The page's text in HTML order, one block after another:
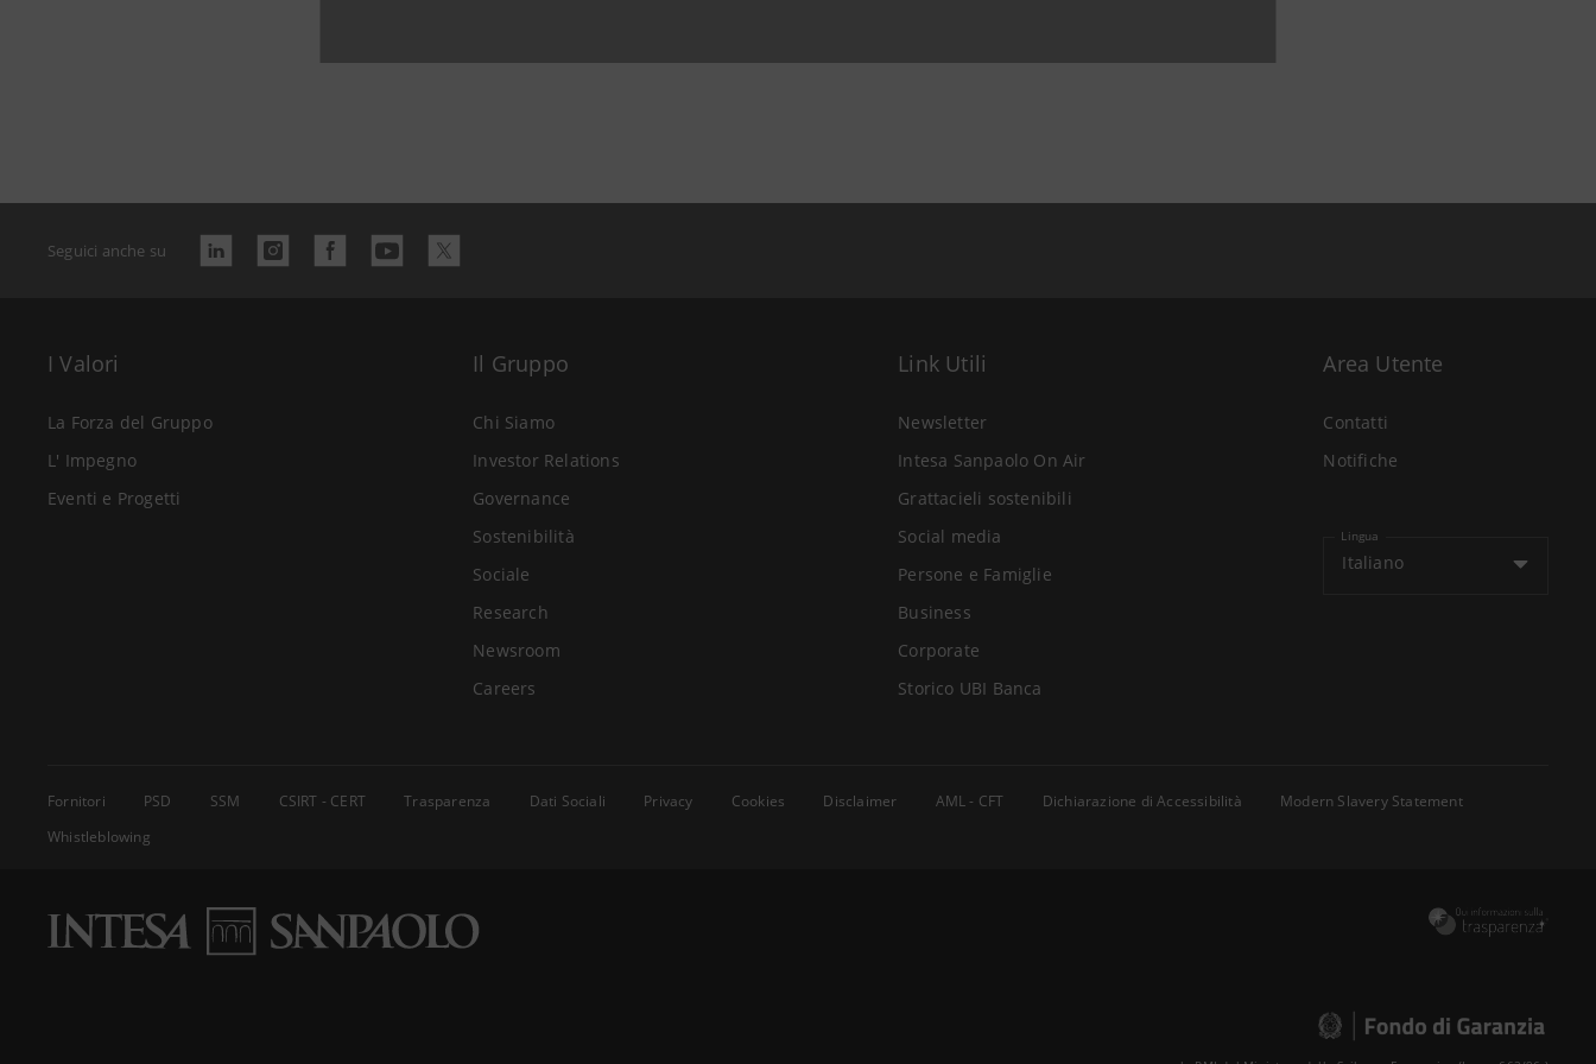
Seguici anche su
I Valori
La Forza del Gruppo
L' Impegno
Eventi e Progetti
Il Gruppo
Chi Siamo
Investor Relations
Governance
Sostenibilità
Sociale
Research
Newsroom
Careers
Link Utili
Newsletter
Intesa Sanpaolo On Air
Grattacieli sostenibili
Social media
Persone e Famiglie
Business
Corporate
Storico UBI Banca
Area Utente
Contatti
Notifiche
Lingua
Italiano
Fornitori PSD SSM CSIRT - CERT Trasparenza Dati Sociali Privacy Cookies Disclaimer AML - CFT Dichiarazione di Accessibilità
Modern Slavery Statement
Whistleblowing